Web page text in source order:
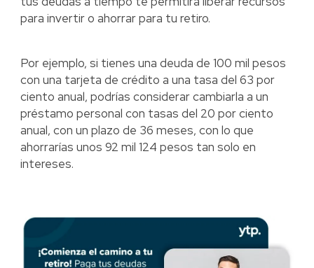
para invertir o ahorrar para tu retiro.
Por ejemplo, si tienes una deuda de 100 mil pesos
con una tarjeta de crédito a una tasa del 63 por
ciento anual, podrías considerar cambiarla a un
préstamo personal con tasas del 20 por ciento
anual, con un plazo de 36 meses, con lo que
ahorrarías unos 92 mil 124 pesos tan solo en
intereses.